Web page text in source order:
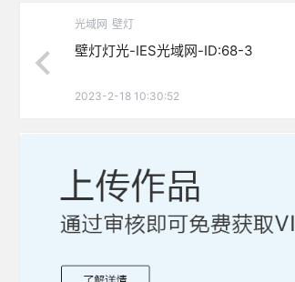
光域网 壁灯
壁灯灯光-IES光域网-ID:68-3
2023-2-18 10:30:52